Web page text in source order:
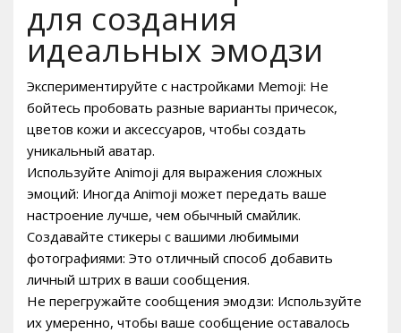
для создания
идеальных эмодзи
Экспериментируйте с настройками Memoji: Не
бойтесь пробовать разные варианты причесок,
цветов кожи и аксессуаров, чтобы создать
уникальный аватар.
Используйте Animoji для выражения сложных
эмоций: Иногда Animoji может передать ваше
настроение лучше, чем обычный смайлик.
Создавайте стикеры с вашими любимыми
фотографиями: Это отличный способ добавить
личный штрих в ваши сообщения.
Не перегружайте сообщения эмодзи: Используйте
их умеренно, чтобы ваше сообщение оставалось